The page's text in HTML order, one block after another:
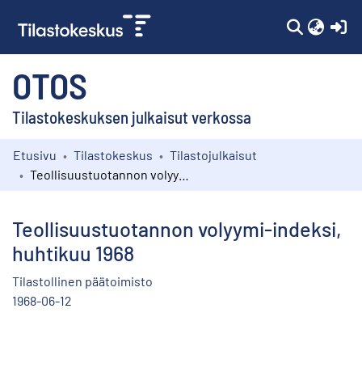
OTOS
Tilastokeskuksen julkaisut verkossa
Kokoelmat
Etusivu Tilastokeskus
Tilastojulkaisut
Teollisuustuotannon volyymi-indeksi,
huhtikuu 1968
Tilastollinen päätoimisto
1968-06-12